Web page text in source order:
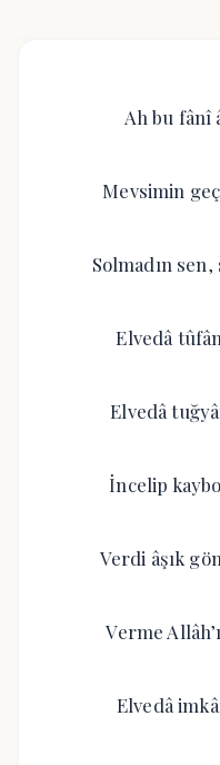
Ah bu fânî
Mevsimin
Solmadın
Elvedâ
Elvedâ
İncelip
Verdi âşık
Verme
Elvedâ